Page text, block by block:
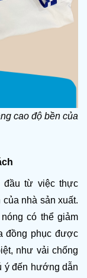
cao độ bền của
đầu từ việc thực
nhà sản xuất.
có thể giảm
đồng phục được
như vải chống
ý đến hướng dẫn